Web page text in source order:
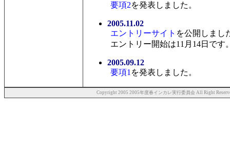
要項2を発表しました。
2005.11.02
エントリーサイト を公開しまし
エントリー開始は11月14日です
2005.09.12
要項1 を発表しました。
Copyright 2005 2005年度春インカレ実行委員会 All Right